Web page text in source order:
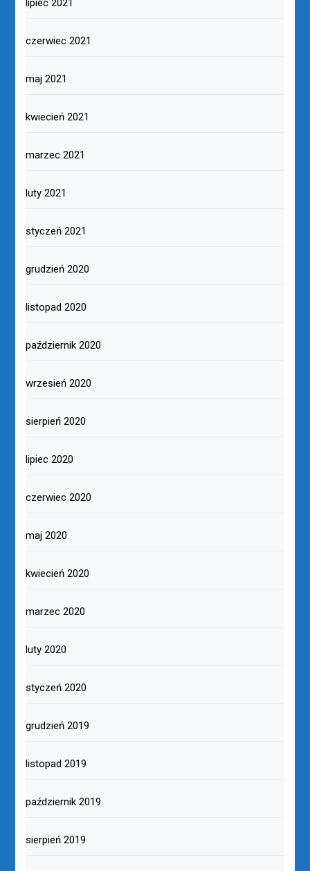
lipiec 2021
czerwiec 2021
maj 2021
kwiecień 2021
marzec 2021
luty 2021
styczeń 2021
grudzień 2020
listopad 2020
październik 2020
wrzesień 2020
sierpień 2020
lipiec 2020
czerwiec 2020
maj 2020
kwiecień 2020
marzec 2020
luty 2020
styczeń 2020
grudzień 2019
listopad 2019
październik 2019
sierpień 2019